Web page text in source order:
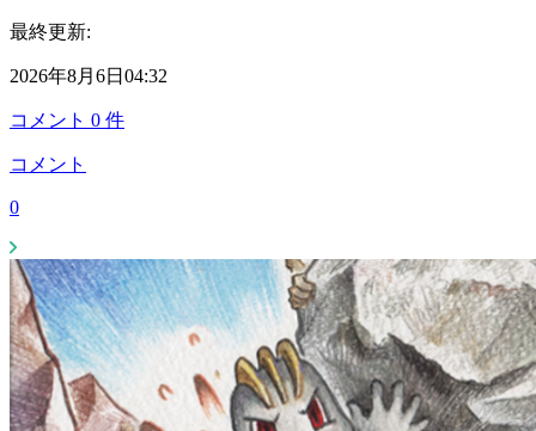
最終更新:
2026年8月6日04:32
コメント 0 件
コメント
0